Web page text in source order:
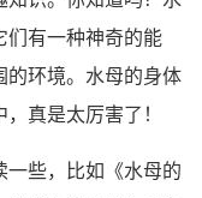
们有一种神奇的能
的环境。水母的身体
真是太厉害了！
一些，比如《水母的